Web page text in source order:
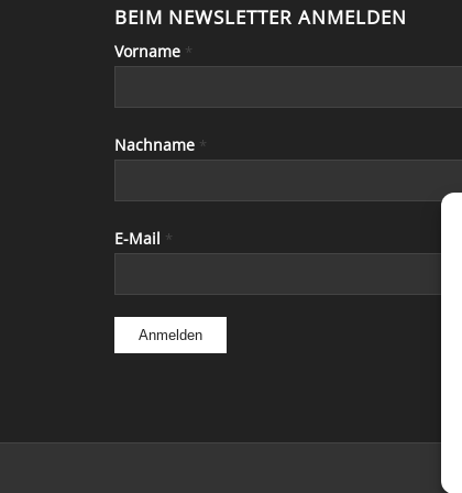
BEIM NEWSLETTER ANMELDEN
Vorname *
Nachname *
E-Mail *